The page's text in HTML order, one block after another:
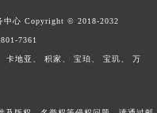
中心 Copyright © 2018-2032
7361
卡地亚 积家 宝珀 宝玑 万